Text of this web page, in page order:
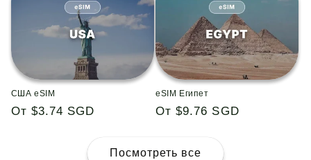
США eSIM
Обычная
От $3.74 SGD
eSIM Египет
Обычная
От $9.76 SGD
Посмотреть все